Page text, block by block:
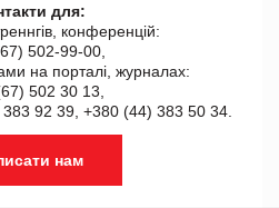
для:
конференцій:
502-99-00,
на порталі, журналах:
502 30 13,
383 92 39, +380 (44) 383 50 34.
нам